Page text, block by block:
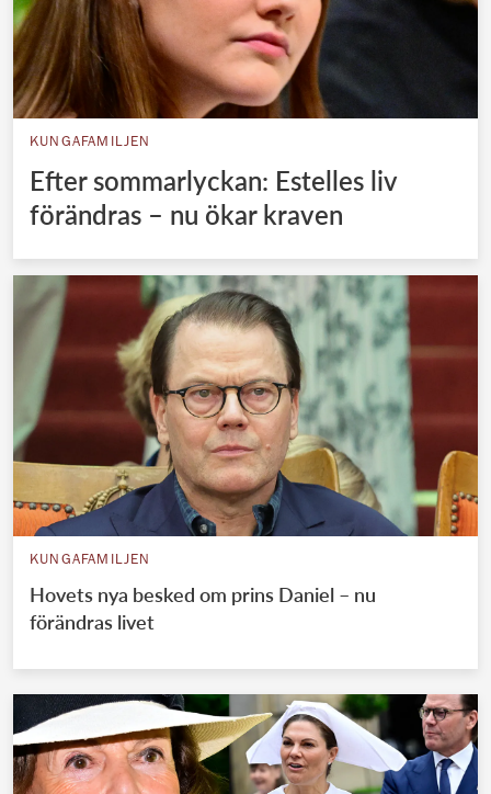
KUNGAFAMILJEN
Efter sommarlyckan: Estelles liv
förändras – nu ökar kraven
KUNGAFAMILJEN
Hovets nya besked om prins Daniel – nu
förändras livet